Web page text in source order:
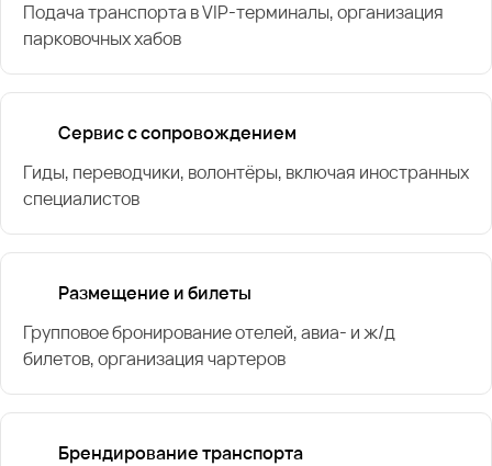
Подача транспорта в VIP-терминалы, организация
парковочных хабов
Сервис с сопровождением
Гиды, переводчики, волонтёры, включая иностранных
специалистов
Размещение и билеты
Групповое бронирование отелей, авиа- и ж/д
билетов, организация чартеров
Брендирование транспорта